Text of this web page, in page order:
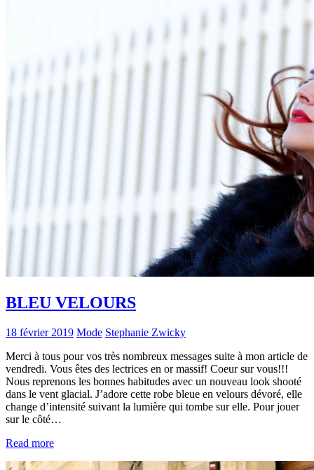
BLEU VELOURS
18 février 2019 Mode Stephanie Zwicky
Merci à tous pour vos très nombreux messages suite à mon article de
vendredi. Vous êtes des lectrices en or massif! Coeur sur vous!!!
Nous reprenons les bonnes habitudes avec un nouveau look shooté
dans le vent glacial. J’adore cette robe bleue en velours dévoré, elle
change d’intensité suivant la lumière qui tombe sur elle. Pour jouer
sur le côté…
Read more